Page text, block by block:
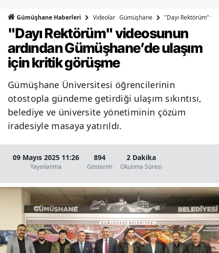
Bingöl
Bitlis
Burdur
Bursa
Çanakkale
Çorum
Denizli
Diyarbakır
Edirne
Gümüşhane Haberleri Videolar Gümüşhane "Dayı Rektörüm"
"Dayı Rektörüm" videosunun
ardından Gümüşhane’de ulaşım
için kritik görüşme
Gümüşhane Üniversitesi öğrencilerinin
otostopla gündeme getirdiği ulaşım sıkıntısı,
belediye ve üniversite yönetiminin çözüm
iradesiyle masaya yatırıldı.
09 Mayıs 2025 11:26
Yayınlanma
894
Gösterim
2 Dakika
Okunma Süresi